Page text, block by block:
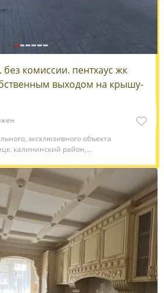
комиссии. пентхаус жк
выходом на крышу-
эксклюзивного объекта
калининский район,...